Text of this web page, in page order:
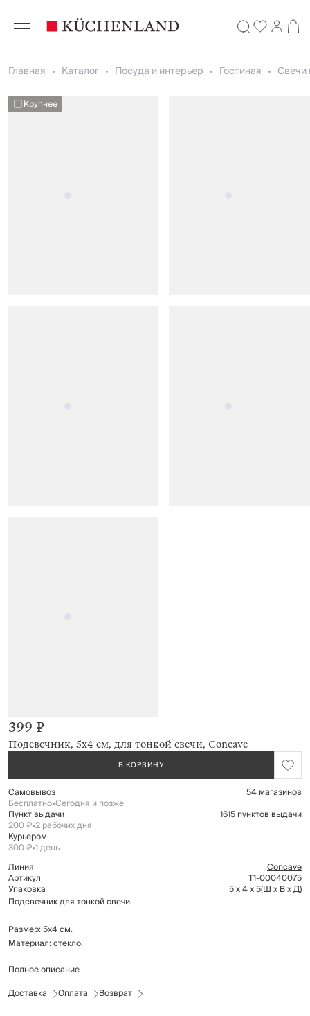
Главная Каталог Посуда и интерьер Гостиная Свечи
Крупнее
Подсвечник, 5x4 см, для тонкой свечи, Concave
399 ₽
В КОРЗИНУ
Самовывоз 54 магазинов
Бесплатно•Сегодня и позже
Пункт выдачи 1615 пунктов выдачи
200 ₽•2 рабочих дня
Курьером
300 ₽•1 день
Линия
Concave
Артикул Т1-00040075
Упаковка 5 x 4 x 5(Ш x В x Д)
Подсвечник для тонкой свечи.
Размер: 5х4 см.
Материал: стекло.
Рекомендации по уходу: протирать мягкой влажной тканью.
Полное описание
Доставка
Оплата Возврат